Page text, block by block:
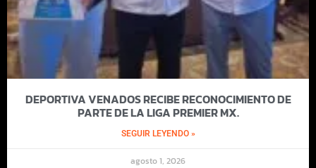
DEPORTIVA VENADOS RECIBE RECONOCIMIENTO DE
PARTE DE LA LIGA PREMIER MX.
SEGUIR LEYENDO »
agosto 1, 2026